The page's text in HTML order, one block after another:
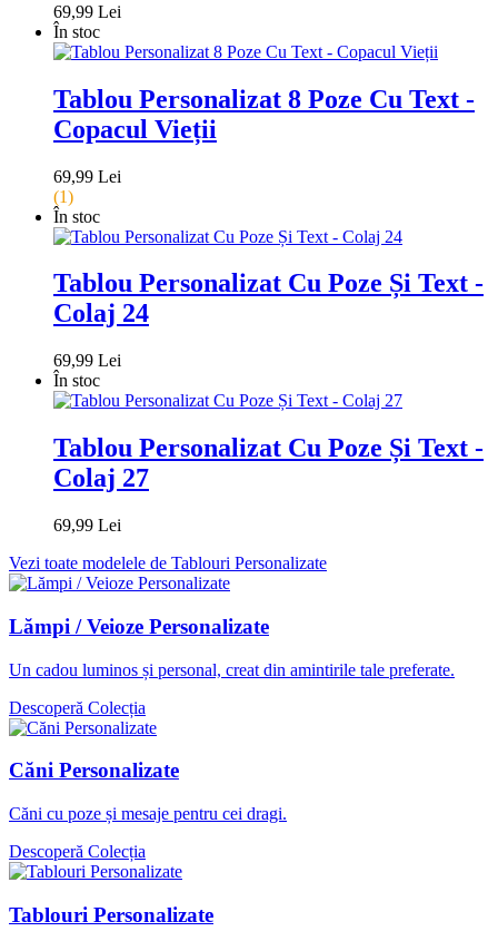
69,99 Lei
În stoc
Tablou Personalizat 8 Poze Cu Text -
Copacul Vieții
69,99 Lei
(1)
În stoc
Tablou Personalizat Cu Poze Și Text -
Colaj 24
69,99 Lei
În stoc
Tablou Personalizat Cu Poze Și Text -
Colaj 27
69,99 Lei
Vezi toate modelele de Tablouri Personalizate
Lămpi / Veioze Personalizate
Un cadou luminos și personal, creat din amintirile tale preferate.
Descoperă Colecția
Căni Personalizate
Căni cu poze și mesaje pentru cei dragi.
Descoperă Colecția
Tablouri Personalizate